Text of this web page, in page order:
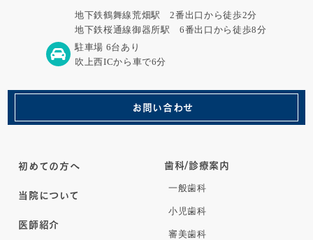
地下鉄鶴舞線荒畑駅 2番出口から徒歩2分
地下鉄桜通線御器所駅 6番出口から徒歩8分
駐車場 6台あり
吹上西ICから車で6分
お問い合わせ
初めての方へ
当院について
医師紹介
歯科/診療案内
一般歯科
小児歯科
審美歯科